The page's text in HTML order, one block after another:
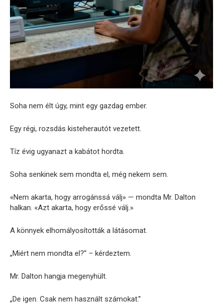
Soha nem élt úgy, mint egy gazdag ember.
Egy régi, rozsdás kisteherautót vezetett.
Tíz évig ugyanazt a kabátot hordta.
Soha senkinek sem mondta el, még nekem sem.
«Nem akarta, hogy arrogánssá válj» — mondta Mr. Dalton
halkan. «Azt akarta, hogy erőssé válj.»
A könnyek elhomályosították a látásomat.
„Miért nem mondta el?” – kérdeztem.
Mr. Dalton hangja megenyhült.
„De igen. Csak nem használt számokat.”